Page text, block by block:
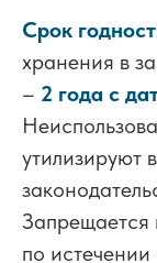
Срок
хранения в
– 2 года с
утилизируют
Запрещается
по